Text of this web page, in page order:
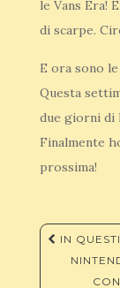
le Vans Era!
di scarpe.
E ora sono
Questa
due giorni di
Finalmente
prossima!
IN